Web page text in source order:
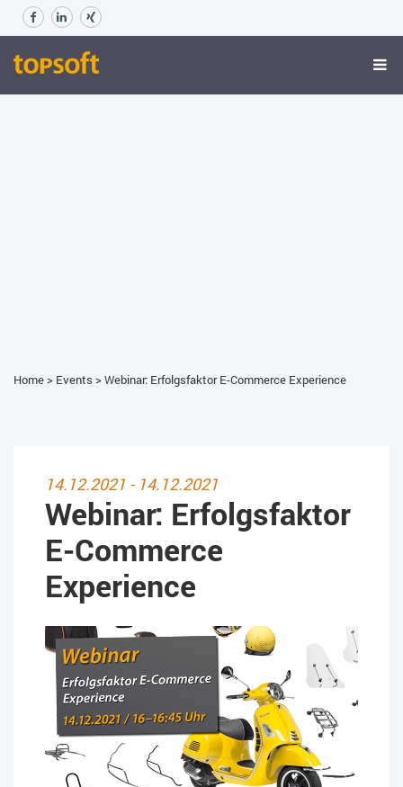
Home> Events >Webinar: Erfolgsfaktor E-Commerce Experience
14.12.2021 - 14.12.2021
Webinar: Erfolgsfaktor
E-Commerce
Experience